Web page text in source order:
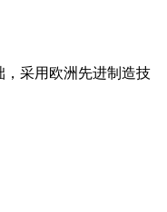
采用欧洲先进制造技